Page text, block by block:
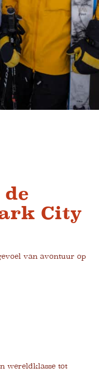
de
City
van avontuur op
wereldklasse tot